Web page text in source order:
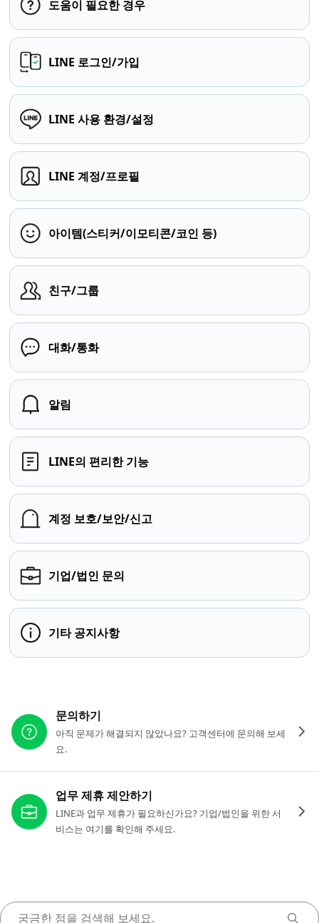
도움이 필요한 경우
LINE 로그인/가입
LINE 사용 환경/설정
LINE 계정/프로필
아이템(스티커/이모티콘/코인 등)
친구/그룹
대화/통화
알림
LINE의 편리한 기능
계정 보호/보안/신고
기업/법인 문의
기타 공지사항
문의하기
아직 문제가 해결되지 않았나요? 고객센터에 문의해 보세
요.
업무 제휴 제안하기
LINE과 업무 제휴가 필요하신가요? 기업/법인을 위한 서
비스는 여기를 확인해 주세요.